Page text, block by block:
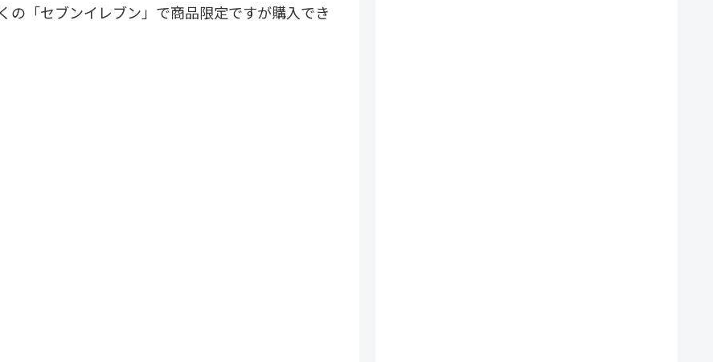
の「セブンイレブン」で商品限定ですが購入でき